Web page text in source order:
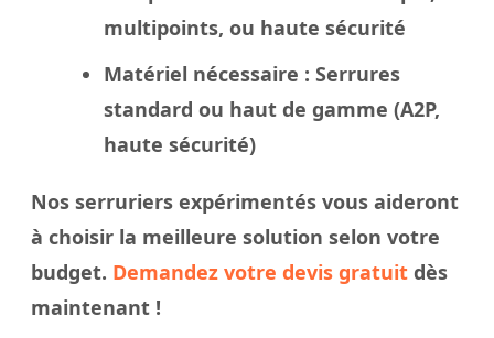
multipoints, ou haute sécurité
Matériel nécessaire : Serrures
standard ou haut de gamme (A2P,
haute sécurité)
Nos serruriers expérimentés vous aideront
à choisir la meilleure solution selon votre
budget. Demandez votre devis gratuit dès
maintenant !